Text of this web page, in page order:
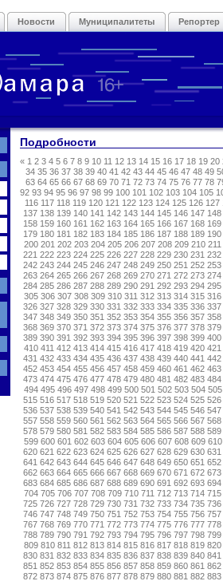
Новости Муниципалитеты Репортер
Подробности
« 1 2 3 4 5 6 7 8 9 10 11 12 13 14 15 16 17 18 19 20
34 35 36 37 38 39 40 41 42 43 44 45 46 47 48 49
63 64 65 66 67 68 69 70 71 72 73 74 75 76 77 78
92 93 94 95 96 97 98 99 100 101 102 103 104 105
116 117 118 119 120 121 122 123 124 125 126 127
137 138 139 140 141 142 143 144 145 146 147 148
158 159 160 161 162 163 164 165 166 167 168 169
179 180 181 182 183 184 185 186 187 188 189 190
200 201 202 203 204 205 206 207 208 209 210 211
221 222 223 224 225 226 227 228 229 230 231 232
242 243 244 245 246 247 248 249 250 251 252 253
263 264 265 266 267 268 269 270 271 272 273 274
284 285 286 287 288 289 290 291 292 293 294 295
305 306 307 308 309 310 311 312 313 314 315 316
326 327 328 329 330 331 332 333 334 335 336 337
347 348 349 350 351 352 353 354 355 356 357 358
368 369 370 371 372 373 374 375 376 377 378 379
389 390 391 392 393 394 395 396 397 398 399 400
410 411 412 413 414 415 416 417 418 419 420 421
431 432 433 434 435 436 437 438 439 440 441 442
452 453 454 455 456 457 458 459 460 461 462 463
473 474 475 476 477 478 479 480 481 482 483 484
494 495 496 497 498 499 500 501 502 503 504 505
515 516 517 518 519 520 521 522 523 524 525 526
536 537 538 539 540 541 542 543 544 545 546 547
557 558 559 560 561 562 563 564 565 566 567 568
578 579 580 581 582 583 584 585 586 587 588 589
599 600 601 602 603 604 605 606 607 608 609 610
620 621 622 623 624 625 626 627 628 629 630 631
641 642 643 644 645 646 647 648 649 650 651 652
662 663 664 665 666 667 668 669 670 671 672 673
683 684 685 686 687 688 689 690 691 692 693 694
704 705 706 707 708 709 710 711 712 713 714 715
725 726 727 728 729 730 731 732 733 734 735 736
746 747 748 749 750 751 752 753 754 755 756 757
767 768 769 770 771 772 773 774 775 776 777 778
788 789 790 791 792 793 794 795 796 797 798 799
809 810 811 812 813 814 815 816 817 818 819 820
830 831 832 833 834 835 836 837 838 839 840 841
851 852 853 854 855 856 857 858 859 860 861 862
872 873 874 875 876 877 878 879 880 881 882 883